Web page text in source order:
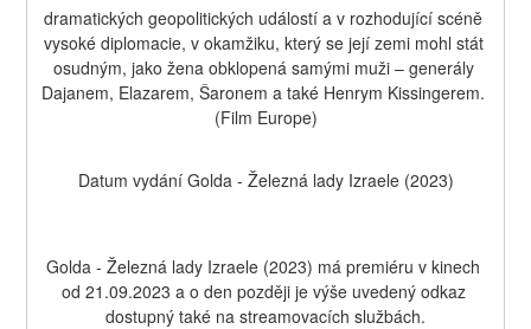
dramatických geopolitických událostí a v rozhodující scéně
vysoké diplomacie, v okamžiku, který se její zemi mohl stát
osudným, jako žena obklopená samými muži – generály
Dajanem, Elazarem, Šaronem a také Henrym Kissingerem.
(Film Europe)
Datum vydání Golda - Železná lady Izraele (2023)
Golda - Železná lady Izraele (2023) má premiéru v kinech
od 21.09.2023 a o den později je výše uvedený odkaz
dostupný také na streamovacích službách.